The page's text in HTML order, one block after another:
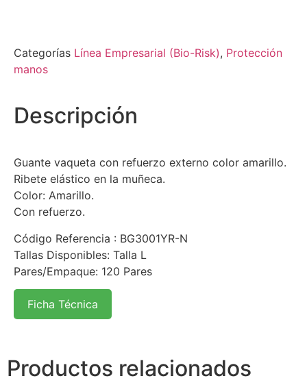
Categorías Línea Empresarial (Bio-Risk), Protección
manos
Descripción
Guante vaqueta con refuerzo externo color amarillo.
Ribete elástico en la muñeca.
Color: Amarillo.
Con refuerzo.
Código Referencia : BG3001YR-N
Tallas Disponibles: Talla L
Pares/Empaque: 120 Pares
Ficha Técnica
Productos relacionados